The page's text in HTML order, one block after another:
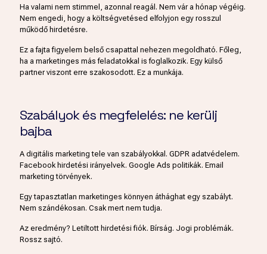
Ha valami nem stimmel, azonnal reagál. Nem vár a hónap végéig.
Nem engedi, hogy a költségvetésed elfolyjon egy rosszul
működő hirdetésre.
Ez a fajta figyelem belső csapattal nehezen megoldható. Főleg,
ha a marketinges más feladatokkal is foglalkozik. Egy külső
partner viszont erre szakosodott. Ez a munkája.
Szabályok és megfelelés: ne kerülj
bajba
A digitális marketing tele van szabályokkal. GDPR adatvédelem.
Facebook hirdetési irányelvek. Google Ads politikák. Email
marketing törvények.
Egy tapasztatlan marketinges könnyen áthághat egy szabályt.
Nem szándékosan. Csak mert nem tudja.
Az eredmény? Letiltott hirdetési fiók. Bírság. Jogi problémák.
Rossz sajtó.